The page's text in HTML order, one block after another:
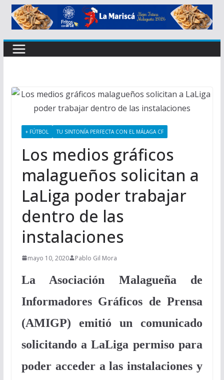
+ FÚTBOL TU SINTONÍA PERFECTA CON EL MÁLAGA CF
Los medios gráficos
malagueños solicitan a
LaLiga poder trabajar
dentro de las
instalaciones
mayo 10, 2020 Pablo Gil Mora
La Asociación Malagueña de
Informadores Gráficos de Prensa
(AMIGP) emitió un comunicado
solicitando a LaLiga permiso para
poder acceder a las instalaciones y